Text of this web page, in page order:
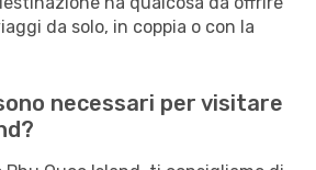
da solo, in coppia o con la
necessari per visitare